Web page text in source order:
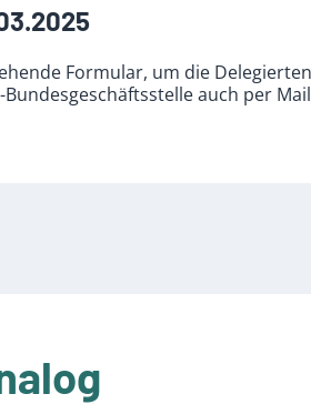
Formular, um die
Bundesgeschäftsstelle auch per